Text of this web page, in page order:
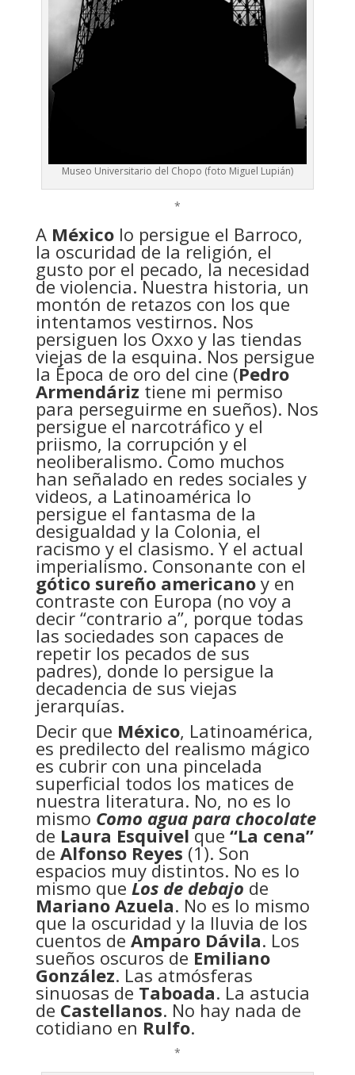
Museo Universitario del Chopo (foto Miguel Lupián)
*
A Méxicolo persigue el Barroco,
la oscuridad de la religión, el
gusto por el pecado, la necesidad
de violencia. Nuestra historia, un
montón de retazos con los que
intentamos vestirnos. Nos
persiguen los Oxxo y las tiendas
viejas de la esquina. Nos persigue
la Época de oro del cine (Pedro
Armendáriz tiene mi permiso
para perseguirme en sueños). Nos
persigue el narcotráfico y el
priismo, la corrupción y el
neoliberalismo. Como muchos
han señalado en redes sociales y
videos, a Latinoamérica lo
persigue el fantasma de la
desigualdad y la Colonia, el
racismo y el clasismo. Y el actual
imperialismo. Consonante con el
gótico sureño americanoy en
contraste con Europa (no voy a
decir “contrario a”, porque todas
las sociedades son capaces de
repetir los pecados de sus
padres), donde lo persigue la
decadencia de sus viejas
jerarquías.
Decir que México, Latinoamérica,
es predilecto del realismo mágico
es cubrir con una pincelada
superficial todos los matices de
nuestra literatura. No, no es lo
mismo Como agua para chocolate
de Laura Esquivelque “La cena”
de Alfonso Reyes (1). Son
espacios muy distintos. No es lo
mismo que Los de debajo de
Mariano Azuela. No es lo mismo
que la oscuridad y la lluvia de los
cuentos de Amparo Dávila. Los
sueños oscuros de Emiliano
González. Las atmósferas
sinuosas de Taboada. La astucia
de Castellanos. No hay nada de
cotidiano en Rulfo.
*